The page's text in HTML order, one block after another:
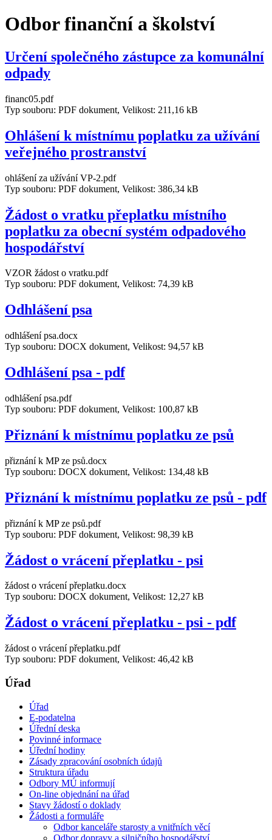
Odbor finanční a školství
Určení společného zástupce za komunální
odpady
financ05.pdf
Typ souboru: PDF dokument, Velikost: 211,16 kB
Ohlášení k místnímu poplatku za užívání
veřejného prostranství
ohlášení za užívání VP-2.pdf
Typ souboru: PDF dokument, Velikost: 386,34 kB
Žádost o vratku přeplatku místního
poplatku za obecní systém odpadového
hospodářství
VZOR žádost o vratku.pdf
Typ souboru: PDF dokument, Velikost: 74,39 kB
Odhlášení psa
odhlášení psa.docx
Typ souboru: DOCX dokument, Velikost: 94,57 kB
Odhlášení psa - pdf
odhlášení psa.pdf
Typ souboru: PDF dokument, Velikost: 100,87 kB
Přiznání k místnímu poplatku ze psů
přiznání k MP ze psů.docx
Typ souboru: DOCX dokument, Velikost: 134,48 kB
Přiznání k místnímu poplatku ze psů - pdf
přiznání k MP ze psů.pdf
Typ souboru: PDF dokument, Velikost: 98,39 kB
Žádost o vrácení přeplatku - psi
žádost o vrácení přeplatku.docx
Typ souboru: DOCX dokument, Velikost: 12,27 kB
Žádost o vrácení přeplatku - psi - pdf
žádost o vrácení přeplatku.pdf
Typ souboru: PDF dokument, Velikost: 46,42 kB
Úřad
Úřad
E-podatelna
Úřední deska
Povinné informace
Úřední hodiny
Zásady zpracování osobních údajů
Struktura úřadu
Odbory MÚ informují
On-line objednání na úřad
Stavy žádostí o doklady
Žádosti a formuláře
Odbor kanceláře starosty a vnitřních věcí
Odbor dopravy a silničního hospodářství